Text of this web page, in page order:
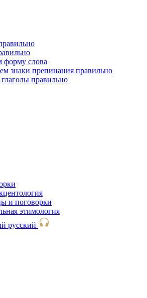
форму слова
знаки препинания правильно
правильно
и поговорки
этимология
русский